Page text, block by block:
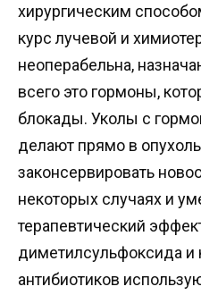
хирургическим
курс лучевой и
неоперабельна,
всего это гормоны,
блокады. Уколы с
делают прямо в
законсервировать
некоторых случаях и
терапевтический
диметилсульфоксида и
антибиотиков